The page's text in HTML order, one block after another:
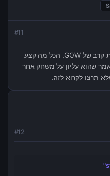
#11
אני לא רואה משהו מיוחד במערכת קרב של GOW. הכל מהוקצע
שהוא עליון על משחק אחר
תרצו לקרוא לזה.
#12